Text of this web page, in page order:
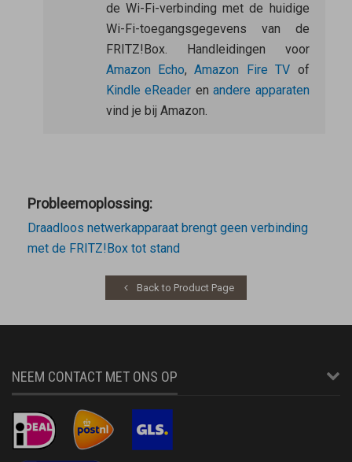
de Wi-Fi-verbinding met de huidige
Wi-Fi-toegangsgegevens van de
FRITZ!Box. Handleidingen voor
Amazon Echo,Amazon Fire TV of
Kindle eReader en andere apparaten
vind je bij Amazon.
Probleemoplossing:
Draadloos netwerkapparaat brengt geen verbinding
met de FRITZ!Box tot stand
Back to Product Page
NEEM CONTACT MET ONS OP